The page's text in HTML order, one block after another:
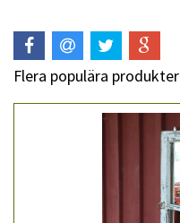
Flera populära produkter